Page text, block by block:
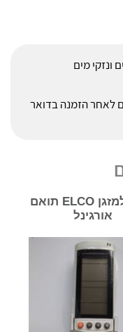
ונזקי מים
יוצא עד 3 ימים לאחר הזמנה בדואר
שלט למזגן ELCO תואם
אורגינל